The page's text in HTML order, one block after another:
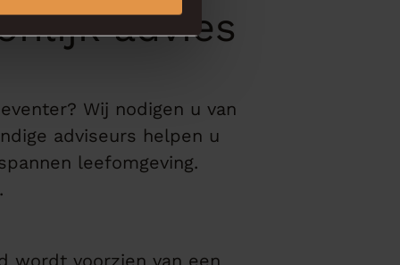
advies
Wij nodigen u van
adviseurs helpen u
leefomgeving.
wordt voorzien van een